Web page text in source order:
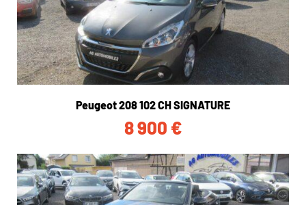
Peugeot 208 102 CH SIGNATURE
8 900 €